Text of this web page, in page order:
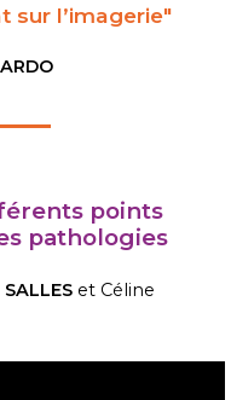
sur l’imagerie"
points
pathologies
SALLES et Céline